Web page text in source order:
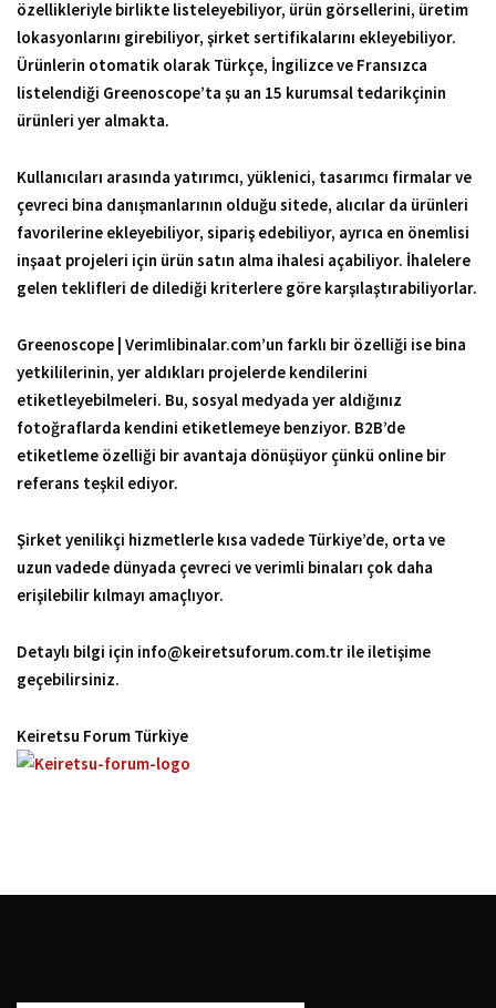
özellikleriyle birlikte listeleyebiliyor, ürün görsellerini, üretim
lokasyonlarını girebiliyor, şirket sertifikalarını ekleyebiliyor.
Ürünlerin otomatik olarak Türkçe, İngilizce ve Fransızca
listelendiği Greenoscope’ta şu an 15 kurumsal tedarikçinin
ürünleri yer almakta.
Kullanıcıları arasında yatırımcı, yüklenici, tasarımcı firmalar ve
çevreci bina danışmanlarının olduğu sitede, alıcılar da ürünleri
favorilerine ekleyebiliyor, sipariş edebiliyor, ayrıca en önemlisi
inşaat projeleri için ürün satın alma ihalesi açabiliyor. İhalelere
gelen teklifleri de dilediği kriterlere göre karşılaştırabiliyorlar.
Greenoscope | Verimlibinalar.com’un farklı bir özelliği ise bina
yetkililerinin, yer aldıkları projelerde kendilerini
etiketleyebilmeleri. Bu, sosyal medyada yer aldığınız
fotoğraflarda kendini etiketlemeye benziyor. B2B’de
etiketleme özelliği bir avantaja dönüşüyor çünkü online bir
referans teşkil ediyor.
Şirket yenilikçi hizmetlerle kısa vadede Türkiye’de, orta ve
uzun vadede dünyada çevreci ve verimli binaları çok daha
erişilebilir kılmayı amaçlıyor.
Detaylı bilgi için info@keiretsuforum.com.tr ile iletişime
geçebilirsiniz.
Keiretsu Forum Türkiye